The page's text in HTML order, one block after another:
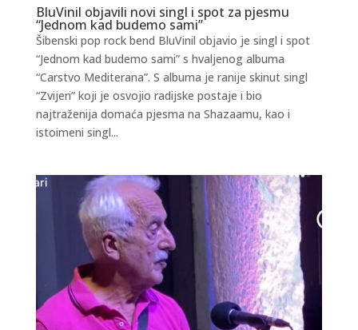
BluVinil objavili novi singl i spot za pjesmu
“Jednom kad budemo sami”
Šibenski pop rock bend BluVinil objavio je singl i spot
“Jednom kad budemo sami” s hvaljenog albuma
“Carstvo Mediterana”. S albuma je ranije skinut singl
“Zvijeri” koji je osvojio radijske postaje i bio
najtraženija domaća pjesma na Shazaamu, kao i
istoimeni singl...